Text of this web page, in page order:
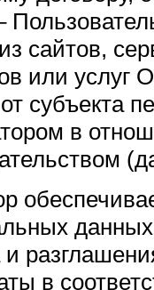
сайтов,
или
субъекта
в
и
в